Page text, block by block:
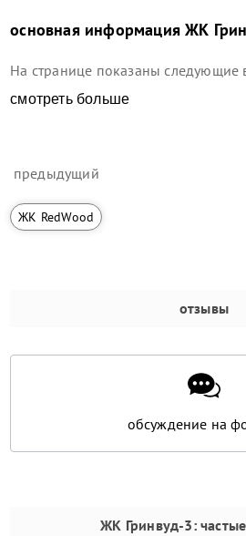
основная информация ЖК
На странице показаны следующие
смотреть больше
предыдущий
ЖК RedWood
отзывы
обсуждение на
ЖК Гринвуд-3: